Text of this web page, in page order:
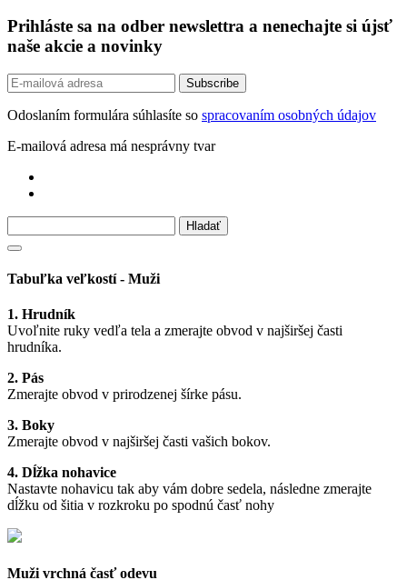
Prihláste sa na odber newslettra a nenechajte si újsť
naše akcie a novinky
Odoslaním formulára súhlasíte so spracovaním osobných údajov
E-mailová adresa má nesprávny tvar
Tabuľka veľkostí - Muži
1. Hrudník
Uvoľnite ruky vedľa tela a zmerajte obvod v najširšej časti
hrudníka.
2. Pás
Zmerajte obvod v prirodzenej šírke pásu.
3. Boky
Zmerajte obvod v najširšej časti vašich bokov.
4. Dĺžka nohavice
Nastavte nohavicu tak aby vám dobre sedela, následne zmerajte
dĺžku od šitia v rozkroku po spodnú časť nohy
Muži vrchná časť odevu